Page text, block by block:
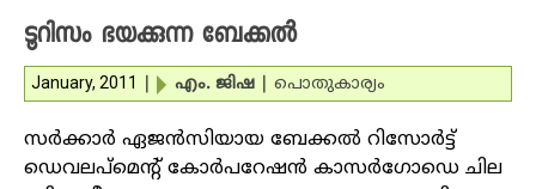
ടൂറിസം ഭയക്കുന്ന ബേക്കല്‍
January, 2011 എം. ജിഷ പൊതുകാര്യം
സര്‍ക്കാര്‍ ഏജന്‍സിയായ ബേക്കല്‍ റിസോര്‍ട്ട്
ഡെവലപ്‌മെന്റ് കോര്‍പറേഷന്‍ കാസര്‍ഗോഡെ ചില